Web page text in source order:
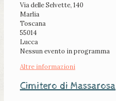
Via delle Selvette, 140
Marlia
Toscana
55014
Lucca
Nessun evento in programma
Altre informazioni
Cimitero di Massarosa